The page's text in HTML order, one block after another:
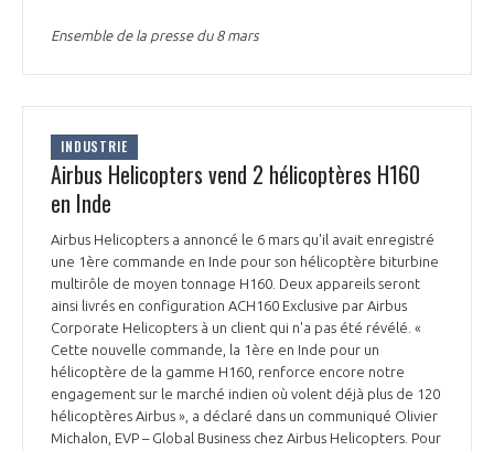
Ensemble de la presse du 8 mars
INDUSTRIE
Airbus Helicopters vend 2 hélicoptères H160
en Inde
Airbus Helicopters a annoncé le 6 mars qu'il avait enregistré
une 1ère commande en Inde pour son hélicoptère biturbine
multirôle de moyen tonnage H160. Deux appareils seront
ainsi livrés en configuration ACH160 Exclusive par Airbus
Corporate Helicopters à un client qui n'a pas été révélé. «
Cette nouvelle commande, la 1ère en Inde pour un
hélicoptère de la gamme H160, renforce encore notre
engagement sur le marché indien où volent déjà plus de 120
hélicoptères Airbus », a déclaré dans un communiqué Olivier
Michalon, EVP – Global Business chez Airbus Helicopters. Pour